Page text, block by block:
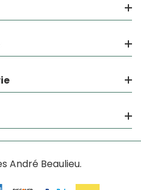
André Beaulieu.